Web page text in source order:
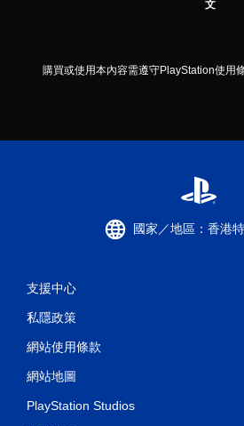
文
購買或使用本內容需遵守PlayStation使用條
國家／地區：香港
支援中心
私隱政策
網站使用條款
網站地圖
PlayStation Studios